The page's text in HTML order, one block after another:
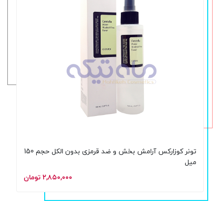
تونر کوزارکس آرامش بخش و ضد قرمزی بدون الکل حجم 150
میل
۲,۸۵۰,۰۰۰ تومان